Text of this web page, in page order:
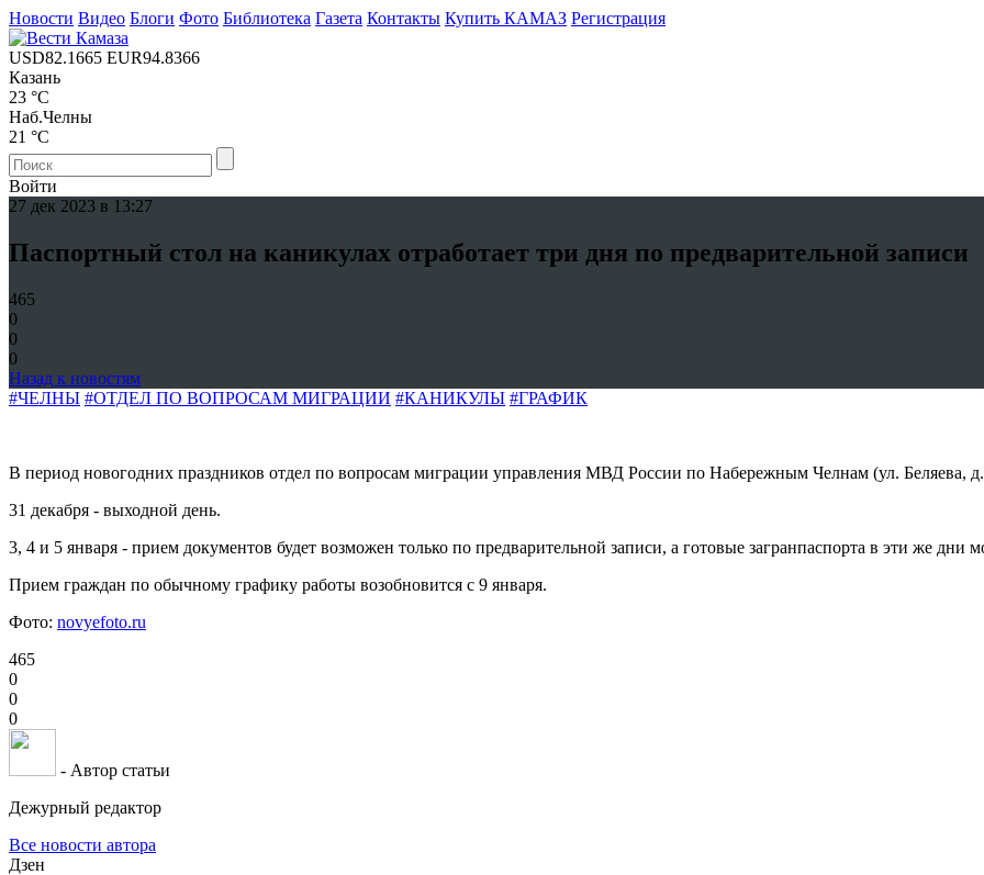
Новости Видео Блоги Фото Библиотека Газета Контакты Купить КАМАЗ Регистрация
USD82.1665 EUR94.8366
Казань
23 °C
Наб.Челны
21 °C
Войти
27 дек 2023 в 13:27
Паспортный стол на каникулах отработает три дня по предварительной записи
465
0
0
0
Назад к новостям
#ЧЕЛНЫ #ОТДЕЛ ПО ВОПРОСАМ МИГРАЦИИ #КАНИКУЛЫ #ГРАФИК
В период новогодних праздников отдел по вопросам миграции управления МВД России по Набережным Челнам (ул. Беляева,
31 декабря - выходной день.
3, 4 и 5 января - прием документов будет возможен только по предварительной записи, а готовые загранпаспорта в эти же дни
Прием граждан по обычному графику работы возобновится с 9 января.
Фото: novyefoto.ru
465
0
0
0
- Автор статьи
Дежурный редактор
Все новости автора
Дзен